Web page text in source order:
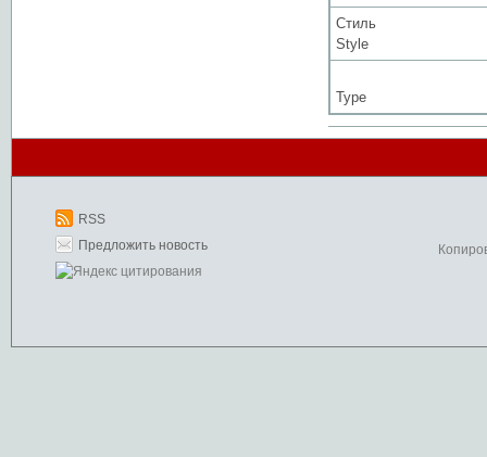
Стиль
Style
Type
RSS
Предложить новость